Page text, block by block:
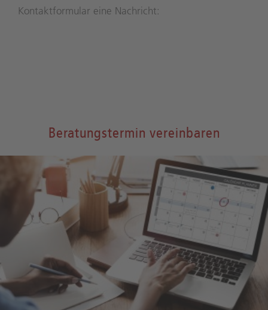
Kontaktformular eine Nachricht:
Beratungstermin vereinbaren